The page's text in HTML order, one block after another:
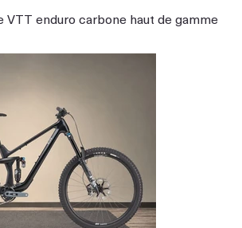
VTT enduro carbone haut de gamme